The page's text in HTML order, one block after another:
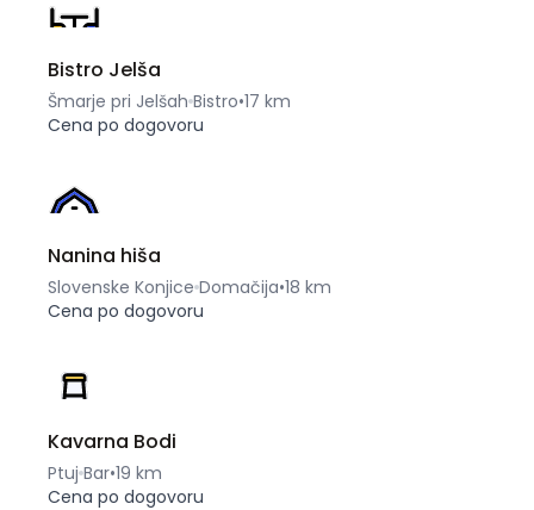
Bistro Jelša
Šmarje pri Jelšah Bistro•17 km
Cena po dogovoru
Nanina hiša
Slovenske Konjice Domačija•18 km
Cena po dogovoru
Kavarna Bodi
Ptuj Bar•19 km
Cena po dogovoru